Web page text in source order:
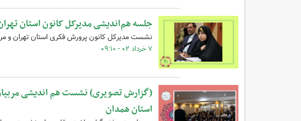
جلسه هم‌اندیشی مدیرکل کانون استان
نشست مدیرکل کانون پرورش فکری استان تهران و
۷ خرداد ۰۲ - ۰۹:۱۰
(گزارش تصویری) نشست هم اندیشی
استان همدان